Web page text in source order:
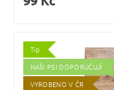
Tip
NAŠI PSI DOPORUČUJÍ
VYROBENO V ČR